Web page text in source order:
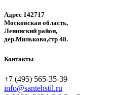
Адрес 142717
Московская область,
Ленинский район,
дер.Мильково,стр 48.
Контакты
+7 (495) 565-35-39
info@santehstil.ru